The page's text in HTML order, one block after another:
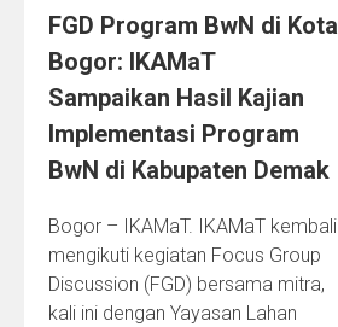
FGD Program BwN di Kota
Bogor: IKAMaT
Sampaikan Hasil Kajian
Implementasi Program
BwN di Kabupaten Demak
Bogor – IKAMaT. IKAMaT kembali
mengikuti kegiatan Focus Group
Discussion (FGD) bersama mitra,
kali ini dengan Yayasan Lahan